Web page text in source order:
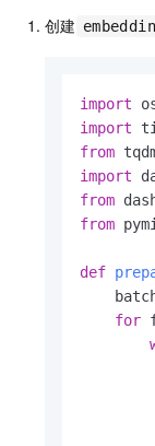
创建
import
import
from
import
from
from
def
for